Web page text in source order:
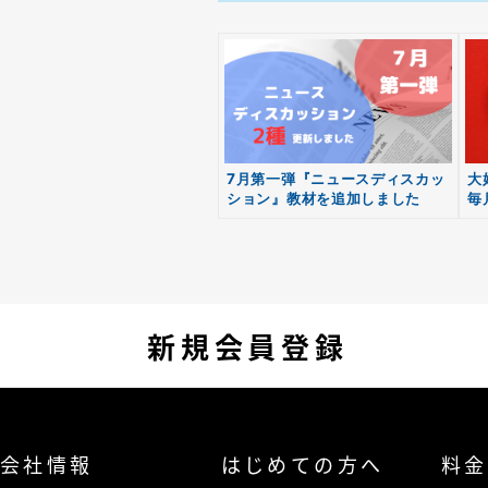
7月第一弾『ニュースディスカッ
ション』教材を追加しました
大
毎
新規会員登録
会社情報 はじめての方へ 料